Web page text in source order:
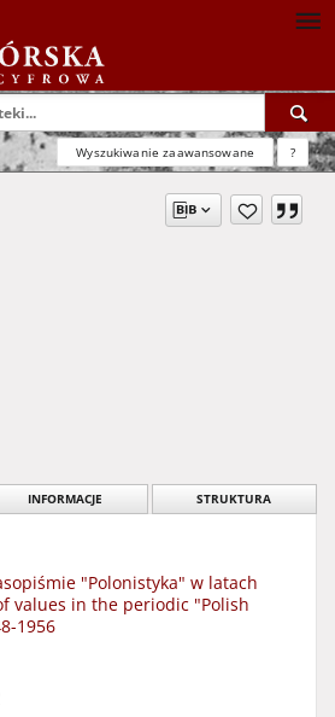
Wyszukiwanie zaawansowane ?
INFORMACJE STRUKTURA
"Polonistyka" w latach
values in the periodic "Polish
1956